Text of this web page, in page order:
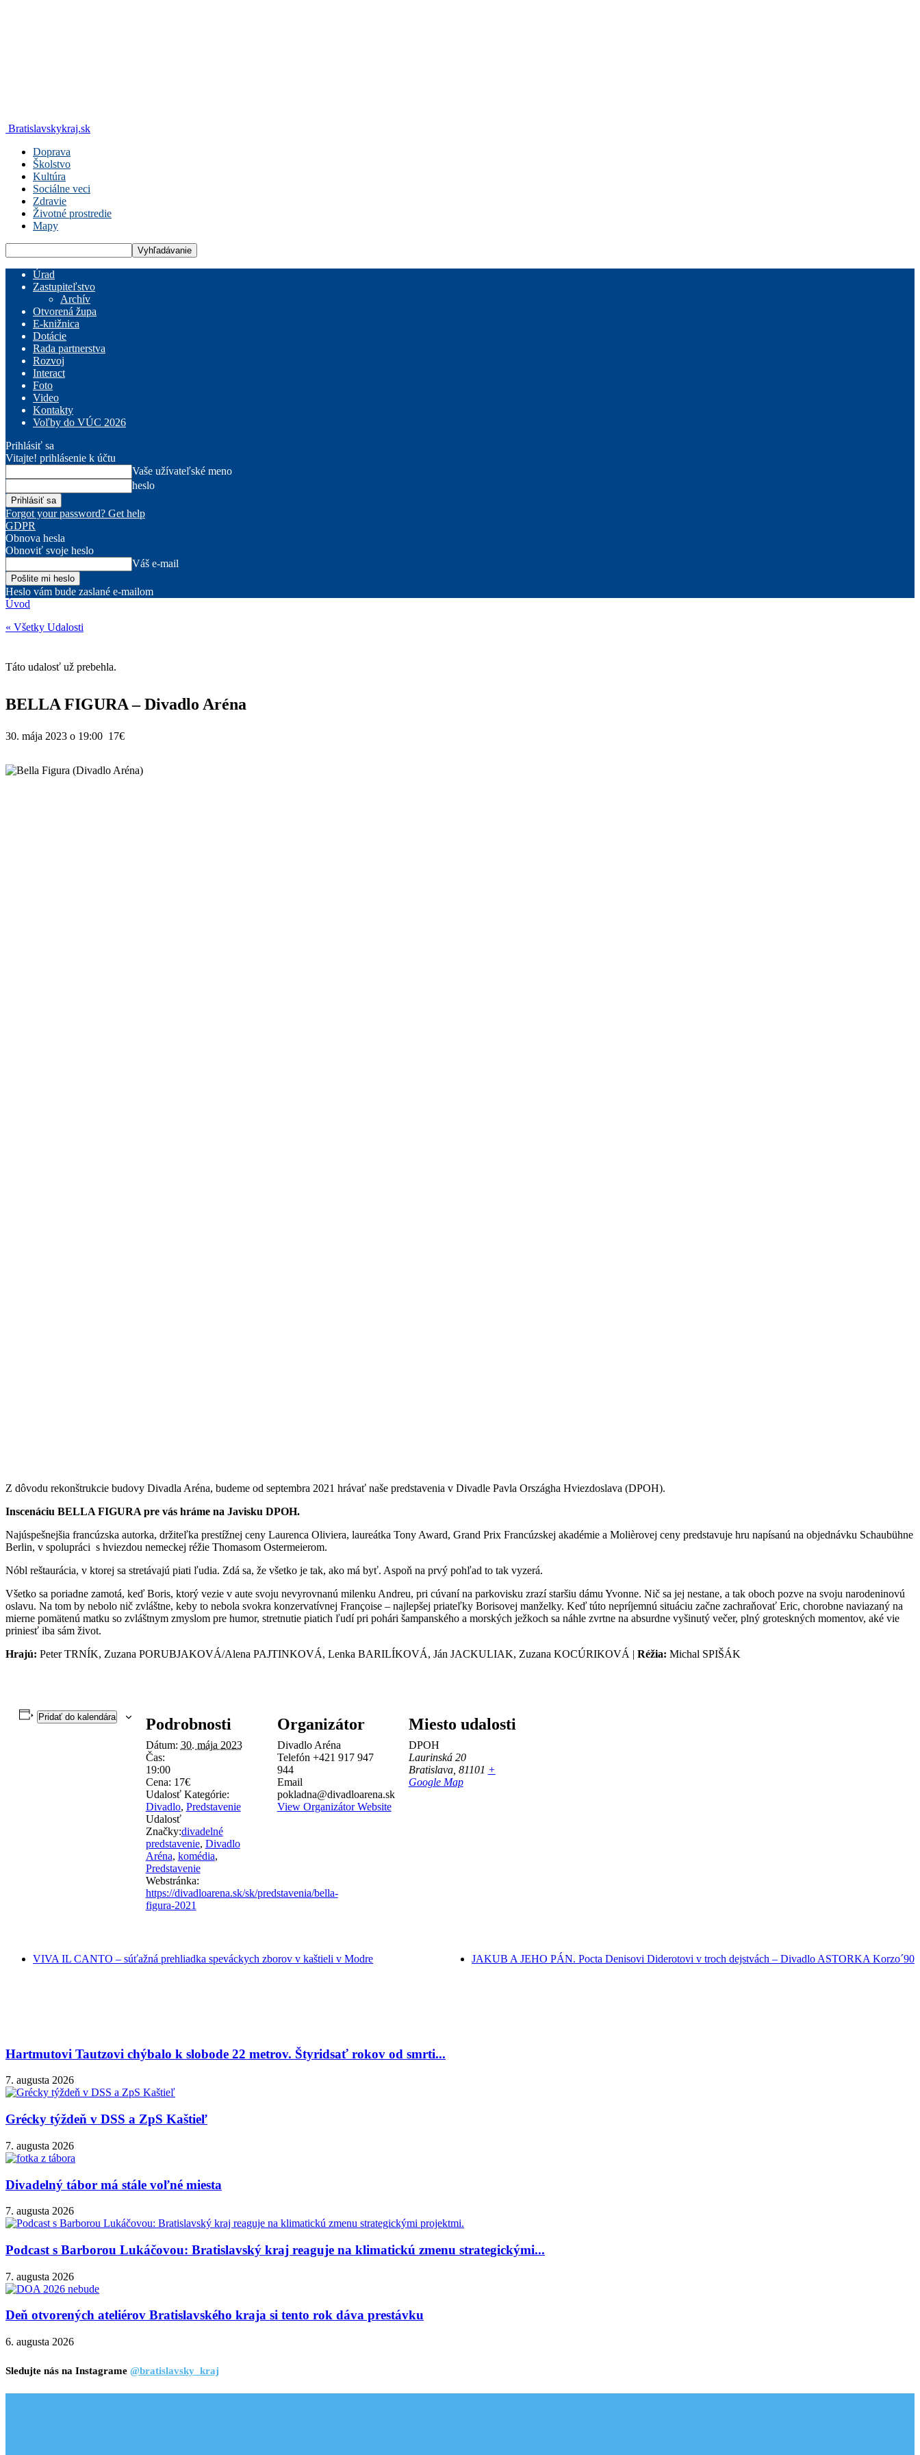
Bratislavskykraj.sk
Doprava
Školstvo
Kultúra
Sociálne veci
Zdravie
Životné prostredie
Mapy
Úrad
Zastupiteľstvo
Archív
Otvorená župa
E-knižnica
Dotácie
Rada partnerstva
Rozvoj
Interact
Foto
Video
Kontakty
Voľby do VÚC 2026
Prihlásiť sa
Vitajte! prihlásenie k účtu
Vaše užívateľské meno
heslo
Forgot your password? Get help
GDPR
Obnova hesla
Obnoviť svoje heslo
Váš e-mail
Heslo vám bude zaslané e-mailom
Úvod
« Všetky Udalosti
Táto udalosť už prebehla.
BELLA FIGURA – Divadlo Aréna
30. mája 2023 o 19:00 17€
Z dôvodu rekonštrukcie budovy Divadla Aréna, budeme od septembra 2021 hrávať naše predstavenia v Divadle Pavla Országha Hviezdoslava (DPOH).
Inscenáciu BELLA FIGURA pre vás hráme na Javisku DPOH.
Najúspešnejšia francúzska autorka, držiteľka prestížnej ceny Laurenca Oliviera, laureátka Tony Award, Grand Prix Francúzskej akadémie a Molièrovej ceny predstavuje hru napísanú na objednávku Schaubühne
Berlin, v spolupráci s hviezdou nemeckej réžie Thomasom Ostermeierom.
Nóbl reštaurácia, v ktorej sa stretávajú piati ľudia. Zdá sa, že všetko je tak, ako má byť. Aspoň na prvý pohľad to tak vyzerá.
Všetko sa poriadne zamotá, keď Boris, ktorý vezie v aute svoju nevyrovnanú milenku Andreu, pri cúvaní na parkovisku zrazí staršiu dámu Yvonne. Nič sa jej nestane, a tak oboch pozve na svoju narodeninovú
oslavu. Na tom by nebolo nič zvláštne, keby to nebola svokra konzervatívnej Françoise – najlepšej priateľky Borisovej manželky. Keď túto nepríjemnú situáciu začne zachraňovať Eric, chorobne naviazaný na
mierne pomätenú matku so zvláštnym zmyslom pre humor, stretnutie piatich ľudí pri pohári šampanského a morských ježkoch sa náhle zvrtne na absurdne vyšinutý večer, plný groteskných momentov, aké vie
priniesť iba sám život.
Hrajú: Peter TRNÍK, Zuzana PORUBJAKOVÁ/Alena PAJTINKOVÁ, Lenka BARILÍKOVÁ, Ján JACKULIAK, Zuzana KOCÚRIKOVÁ | Réžia: Michal SPIŠÁK
Pridať do kalendára Podrobnosti
Dátum: 30. mája 2023
Čas:
19:00
Cena: 17€
Udalosť Kategórie:
Divadlo, Predstavenie
Udalosť
Značky:divadelné
predstavenie, Divadlo
Aréna, komédia,
Predstavenie
Webstránka:
https://divadloarena.sk/sk/predstavenia/bella-
figura-2021
Organizátor
Divadlo Aréna
Telefón +421 917 947
944
Email
pokladna@divadloarena.sk
View Organizátor Website
Miesto udalosti
DPOH
Laurinská 20
Bratislava, 81101 +
Google Map
VIVA IL CANTO – súťažná prehliadka speváckych zborov v kaštieli v Modre JAKUB A JEHO PÁN. Pocta Denisovi Diderotovi v troch dejstvách – Divadlo ASTORKA Korzo´90
Hartmutovi Tautzovi chýbalo k slobode 22 metrov. Štyridsať rokov od smrti...
7. augusta 2026
Grécky týždeň v DSS a ZpS Kaštieľ
7. augusta 2026
Divadelný tábor má stále voľné miesta
7. augusta 2026
Podcast s Barborou Lukáčovou: Bratislavský kraj reaguje na klimatickú zmenu strategickými...
7. augusta 2026
Deň otvorených ateliérov Bratislavského kraja si tento rok dáva prestávku
6. augusta 2026
Sledujte nás na Instagrame @bratislavsky_kraj